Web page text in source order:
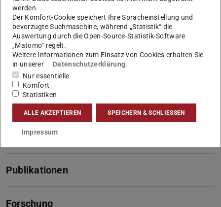
antaeus.bettmann@tu-...
+49 173 3405167
L5|01 428
Franziska-Braun-Str. 7
64287Darmstadt
Links
Antaeus Bettmann auf LinkedIn
Antaeus Bettmann auf ResearchGate
numgeo-PFEM
Publikationen
Forschung
werden.
Der Komfort-Cookie speichert Ihre Spracheinstellung und
bevorzugte Suchmaschine, während „Statistik“ die
Auswertung durch die Open-Source-Statistik-Software
„Matomo“ regelt.
Weitere Informationen zum Einsatz von Cookies erhalten Sie
in unserer
Datenschutzerklärung.
Nur essentielle
Komfort
Statistiken
ALLE AKZEPTIEREN SPEICHERN & SCHLIESSEN
Impressum